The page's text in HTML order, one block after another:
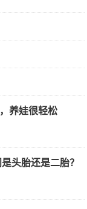
养娃很轻松
头胎还是二胎？